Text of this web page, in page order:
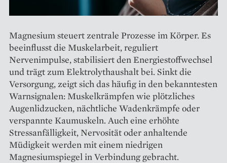
Magnesium steuert zentrale Prozesse im Körper. Es
beeinflusst die Muskelarbeit, reguliert
Nervenimpulse, stabilisiert den Energiestoffwechsel
und trägt zum Elektrolythaushalt bei. Sinkt die
Versorgung, zeigt sich das häufig in den bekanntesten
Warnsignalen: Muskelkrämpfen wie plötzliches
Augenlidzucken, nächtliche Wadenkrämpfe oder
verspannte Kaumuskeln. Auch eine erhöhte
Stressanfälligkeit, Nervosität oder anhaltende
Müdigkeit werden mit einem niedrigen
Magnesiumspiegel in Verbindung gebracht.